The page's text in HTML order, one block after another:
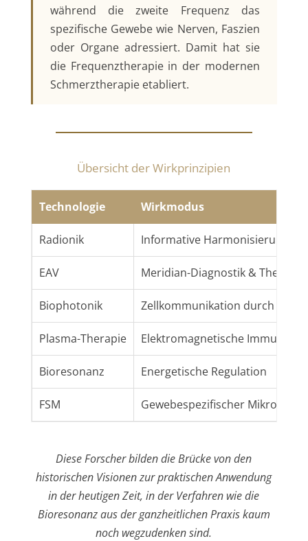
während die zweite Frequenz das
spezifische Gewebe wie Nerven, Faszien
oder Organe adressiert. Damit hat sie
die Frequenztherapie in der modernen
Schmerztherapie etabliert.
Übersicht der Wirkprinzipien
Technologie Wirkmodus
Radionik Informative Harmonisierung
EAV Meridian-Diagnostik & Therapie
Biophotonik Zellkommunikation durch
Plasma-Therapie Elektromagnetische
Bioresonanz Energetische Regulation
FSM Gewebespezifischer Mikrostrom
Diese Forscher bilden die Brücke von den
historischen Visionen zur praktischen Anwendung
in der heutigen Zeit, in der Verfahren wie die
Bioresonanz aus der ganzheitlichen Praxis kaum
noch wegzudenken sind.